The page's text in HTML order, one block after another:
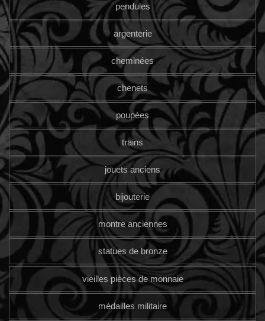
pendules
argenterie
cheminées
chenets
poupées
trains
jouets anciens
bijouterie
montre anciennes
statues de bronze
vieilles pièces de monnaie
médailles militaire